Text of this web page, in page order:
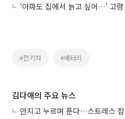
‘아파도 집에서 늙고 싶어…’ 고
#전기차 #배터리
김다애의 주요 뉴스
만지고 누르며 푼다…스트레스